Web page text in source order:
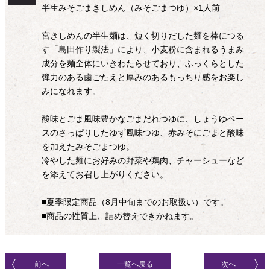
半生みそごまきしめん（みそごまつゆ）×1人前
宮きしめんの半生麺は、短く切りだした麺を棒につる
す「島田作り製法」により、小麦粉に含まれるうまみ
成分を麺全体にいきわたらせており、ふっくらとした
弾力のある歯ごたえと厚みのあるもっちり感をお楽し
みになれます。
酸味とごま風味豊かなごまだれつゆに、しょうゆベー
スのさっぱりしたゆず風味つゆ、赤みそにごまと酸味
を加えたみそごまつゆ。
冷やした麺にお好みの野菜や鶏肉、チャーシューなど
を添えてお召し上がりください。
■夏季限定商品（8月中旬までのお取扱い）です。
■商品の性質上、詰め替えできかねます。
前へ 一覧へ戻る 次へ